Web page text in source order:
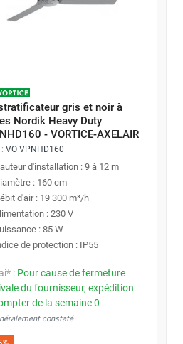
gris et noir à
Nordik Heavy Duty
- VORTICE-AXELAIR
VO VPNHD160
d'installation : 9 à 12 m
: 160 cm
d'air : 19 300 m³/h
: 230 V
: 85 W
de protection : IP55
: Pour cause de fermeture
du fournisseur, expédition
de la semaine 0
constaté